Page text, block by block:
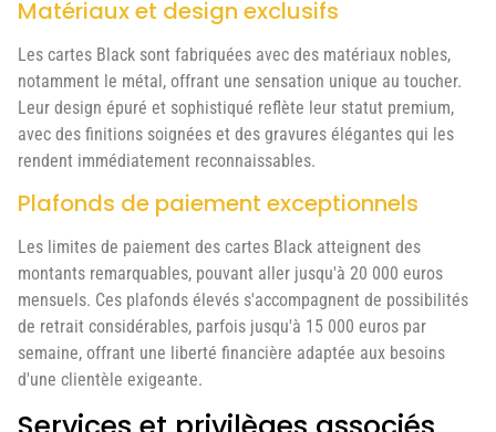
Matériaux et design exclusifs
Les cartes Black sont fabriquées avec des matériaux nobles,
notamment le métal, offrant une sensation unique au toucher.
Leur design épuré et sophistiqué reflète leur statut premium,
avec des finitions soignées et des gravures élégantes qui les
rendent immédiatement reconnaissables.
Plafonds de paiement exceptionnels
Les limites de paiement des cartes Black atteignent des
montants remarquables, pouvant aller jusqu'à 20 000 euros
mensuels. Ces plafonds élevés s'accompagnent de possibilités
de retrait considérables, parfois jusqu'à 15 000 euros par
semaine, offrant une liberté financière adaptée aux besoins
d'une clientèle exigeante.